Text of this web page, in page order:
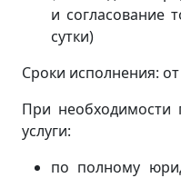
и согласование
сутки)
Сроки исполнения: от
При необходимости
услуги:
по полному